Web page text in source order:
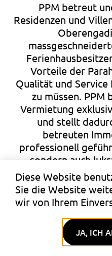
PPM betreut
Residenzen und
Vorteile der
Qualität und Service
zu müssen.
Vermietung
und stellt
betreuten
professionell
sondern auch
PPM betreibt seit
rundum Service
Chalet
Diese Website
Sie die Website
wir von Ihrem
JA, ICH